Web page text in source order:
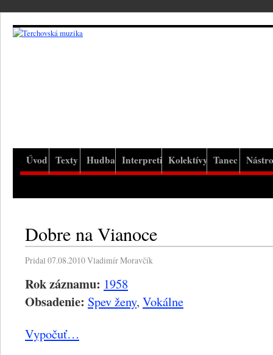
Úvod Texty Hudba Interpreti Kolektívy Tanec
Dobre na Vianoce
Pridal 07.08.2010Vladimír Moravčík
Rok záznamu: 1958
Obsadenie: Spev ženy, Vokálne
Vypočuť…